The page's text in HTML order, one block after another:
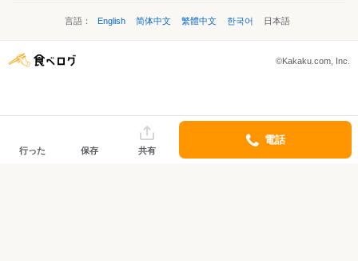
言語： English 简体中文 繁體中文 한국어 日本語
©Kakaku.com, Inc.
行った 保存 共有
電話